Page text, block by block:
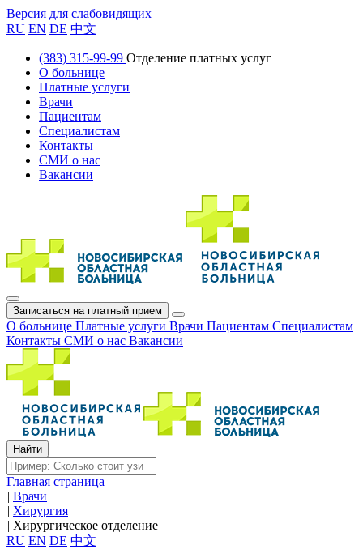
Версия для слабовидящих
RU EN DE 中文
(383) 315-99-99 Отделение платных услуг
О больнице
Платные услуги
Врачи
Пациентам
Специалистам
Контакты
СМИ о нас
Вакансии
Записаться на платный прием
О больнице Платные услуги Врачи Пациентам Специалистам
Контакты СМИ о нас Вакансии
Главная страница
| Врачи
| Хирургия
| Хирургическое отделение
RU EN DE 中文